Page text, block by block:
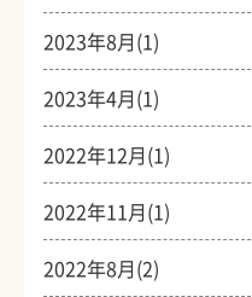
2023年8月(1)
2023年4月(1)
2022年12月(1)
2022年11月(1)
2022年8月(2)